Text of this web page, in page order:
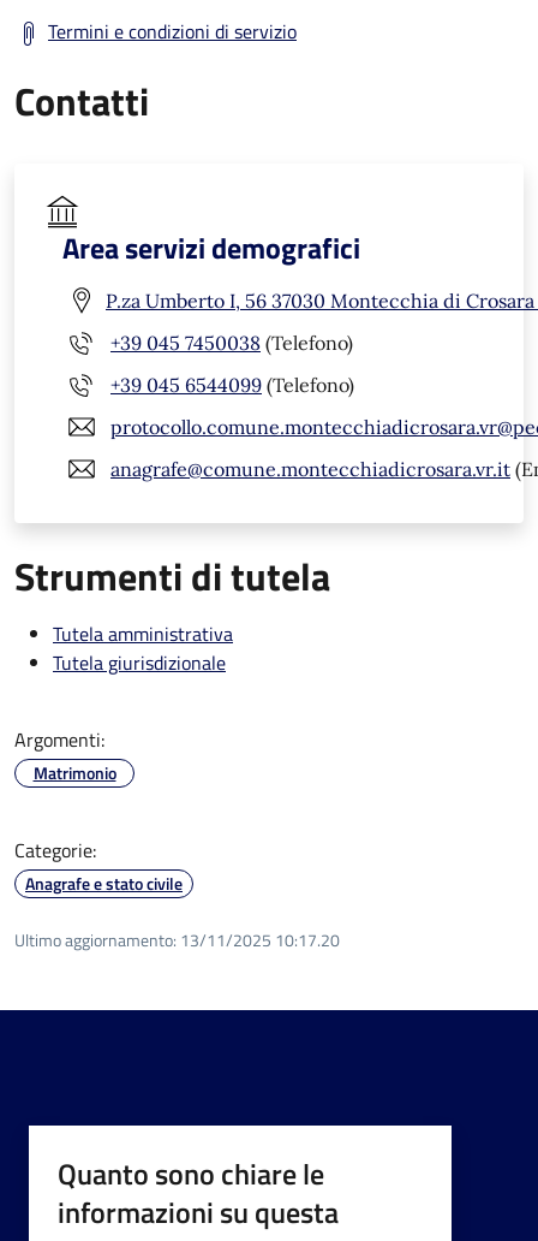
Termini e condizioni di servizio
Contatti
Area servizi demografici
P.za Umberto I, 56 37030 Montecchia di Crosara
+39 045 7450038 (Telefono)
+39 045 6544099 (Telefono)
anagrafe@comune.montecchiadicrosara.vr.it
Strumenti di tutela
Tutela amministrativa
Tutela giurisdizionale
Argomenti:
Matrimonio
Categorie:
Anagrafe e stato civile
Ultimo aggiornamento: 13/11/2025 10:17.20
Quanto sono chiare le
informazioni su questa